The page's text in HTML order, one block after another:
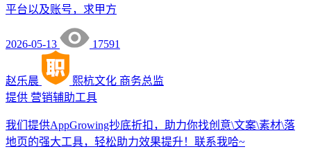
平台以及账号，求甲方
2026-05-13 17591
赵乐晨 熙杭文化 商务总监
提供 营销辅助工具
我们提供AppGrowing抄底折扣，助力你找创意\文案\素材\落
地页的强大工具，轻松助力效果提升！联系我哈~